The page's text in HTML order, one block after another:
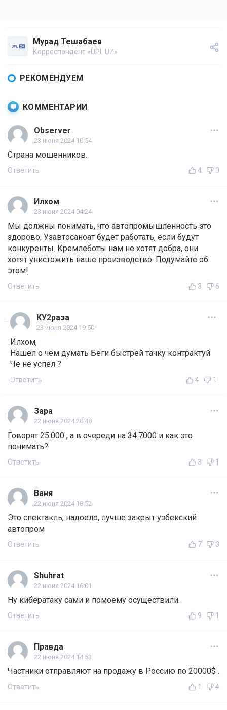
Мурад Тешабаев
Корреспондент «UPL.UZ»
РЕКОМЕНДУЕМ
КОММЕНТАРИИ
Observer
23 июня 2024 10:54
Страна мошенников.
Ответить 4 0
Илхом
23 июня 2024 04:24
Мы должны понимать, что автопромышленность это
здорово. Узавтосаноат будет работать, если будут
конкуренты. Кремлеботы нам не хотят добра, они
хотят унистожить наше производство. Подумайте об
этом!
Ответить 3 6
КУ2раза
23 июня 2024 19:50
Илхом,
Нашел о чем думать Беги быстрей тачку контрактуй
Чё не успел ?
Ответить 4 1
Зара
22 июня 2024 20:48
Говорят 25.000 , а в очереди на 34.7000 и как это
понимать?
Ответить 3 1
Ваня
22 июня 2024 18:52
Это спектакль, надоело, лучше закрыт узбекский
автопром
Ответить 7 3
Shuhrat
22 июня 2024 16:01
Ну кибератаку сами и помоему осуществили.
Ответить 9 1
Правда
22 июня 2024 14:53
Частники отправляют на продажу в Россию по 20000$ .
Ответить 1 4